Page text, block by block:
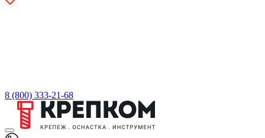
8 (800) 333-21-68